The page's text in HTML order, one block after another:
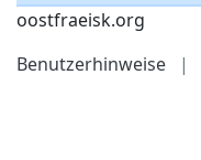
oostfraeisk.org
Benutzerhinweise
|